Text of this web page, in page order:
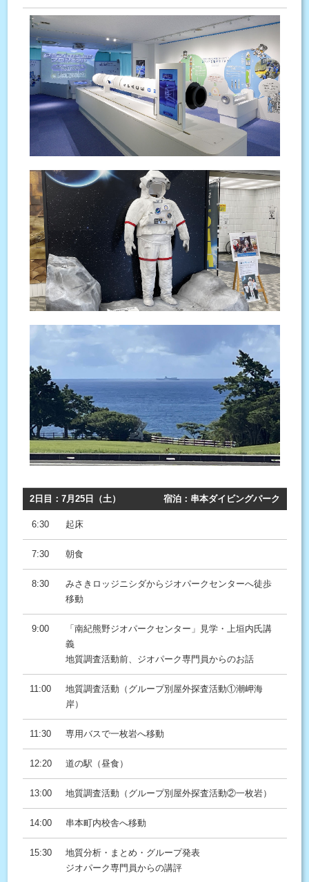
2日目：7月25日（土） 宿泊：串本ダイビングパーク
6:30 起床
7:30 朝食
8:30
みさきロッジニシダからジオパークセンターへ徒歩
移動
9:00
「南紀熊野ジオパークセンター」見学・上垣内氏講
義
地質調査活動前、ジオパーク専門員からのお話
11:00
地質調査活動（グループ別屋外探査活動①潮岬海
岸）
11:30 専用バスで一枚岩へ移動
12:20 道の駅（昼食）
13:00 地質調査活動（グループ別屋外探査活動②一枚岩）
14:00 串本町内校舎へ移動
15:30
地質分析・まとめ・グループ発表
ジオパーク専門員からの講評